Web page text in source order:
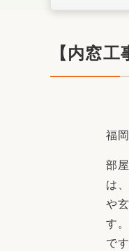
お
【内窓
福
部
は
や
す
で